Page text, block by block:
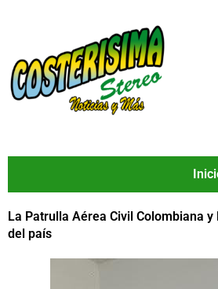
contenido
La Patrulla Aérea Civil Colombiana
del país